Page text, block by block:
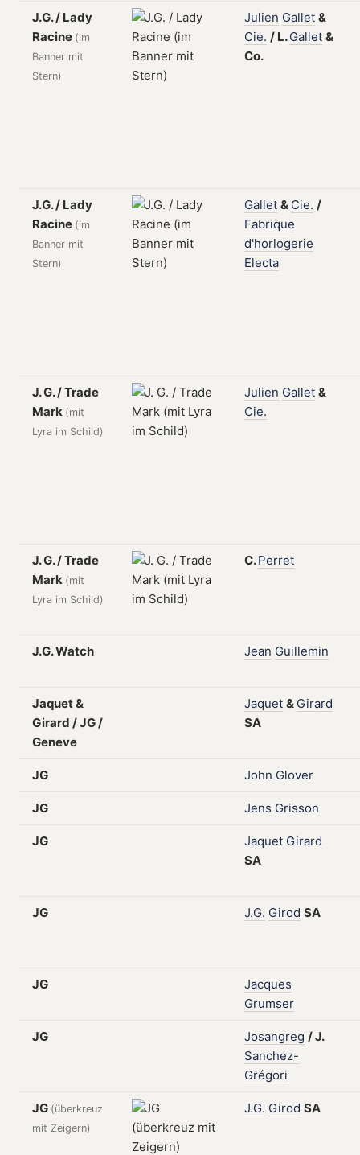
J.G. / Lady
Racine (im
Banner mit
Stern)
Julien Gallet &
Cie. / L.Gallet &
Co.
J.G. / Lady
Racine (im
Banner mit
Stern)
Gallet & Cie. /
Fabrique
d'horlogerie
Electa
J. G. / Trade
Mark (mit
Lyra im Schild)
Julien Gallet &
Cie.
J. G. / Trade
Mark (mit
Lyra im Schild)
C.Perret
J.G. Watch Jean Guillemin
Jaquet &
Girard / JG /
Geneve
Jaquet & Girard
SA
JG John Glover
JG Jens Grisson
JG Jaquet Girard
SA
JG J.G. Girod SA
JG
Jacques
Grumser
JG Josangreg /J.
Sanchez-
Grégori
JG (überkreuz
mit Zeigern)
J.G. Girod SA